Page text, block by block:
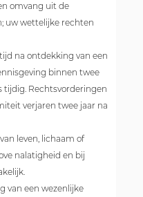
omvang uit de
uw wettelijke rechten
na ontdekking van een
binnen twee
Rechtsvorderingen
verjaren twee jaar na
leven, lichaam of
nalatigheid en bij
van een wezenlijke